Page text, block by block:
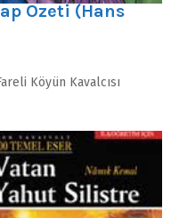
Özeti (Hans
Köyün Kavalcısı